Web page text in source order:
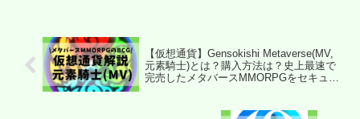
【仮想通貨】Gensokishi Metaverse(MV,
元素騎士)とは？購入方法は？史上最速で
完売したメタバースMMORPGをセキュリ